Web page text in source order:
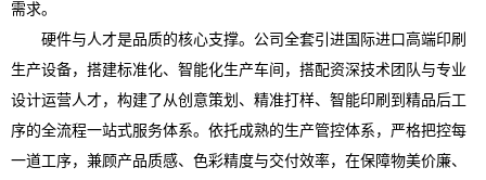
需求。
硬件与人才是品质的核心支撑。公司全套引进国际进口高端印刷
生产设备，搭建标准化、智能化生产车间，搭配资深技术团队与专业
设计运营人才，构建了从创意策划、精准打样、智能印刷到精品后工
序的全流程一站式服务体系。依托成熟的生产管控体系，严格把控每
一道工序，兼顾产品质感、色彩精度与交付效率，在保障物美价廉、